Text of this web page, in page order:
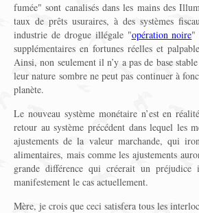
fumée" sont canalisés dans les mains des
taux de prêts usuraires, à des systèmes
industrie de drogue illégale "opération noire"
supplémentaires en fortunes réelles et
Ainsi, non seulement il n’y a pas de base
leur nature sombre ne peut pas continuer à
planète.
Le nouveau système monétaire n’est en
retour au système précédent dans lequel les
ajustements de la valeur marchande, qui
alimentaires, mais comme les ajustements
grande différence qui créerait un
manifestement le cas actuellement.
Mère, je crois que ceci satisfera tous les